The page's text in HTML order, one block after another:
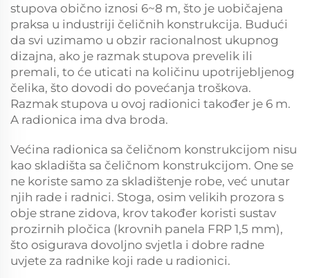
stupova obično iznosi 6~8 m, što je uobičajena
praksa u industriji čeličnih konstrukcija. Budući
da svi uzimamo u obzir racionalnost ukupnog
dizajna, ako je razmak stupova prevelik ili
premali, to će uticati na količinu upotrijebljenog
čelika, što dovodi do povećanja troškova.
Razmak stupova u ovoj radionici također je 6 m.
A radionica ima dva broda.
Većina radionica sa čeličnom konstrukcijom nisu
kao skladišta sa čeličnom konstrukcijom. One se
ne koriste samo za skladištenje robe, već unutar
njih rade i radnici. Stoga, osim velikih prozora s
obje strane zidova, krov također koristi sustav
prozirnih pločica (krovnih panela FRP 1,5 mm),
što osigurava dovoljno svjetla i dobre radne
uvjete za radnike koji rade u radionici.